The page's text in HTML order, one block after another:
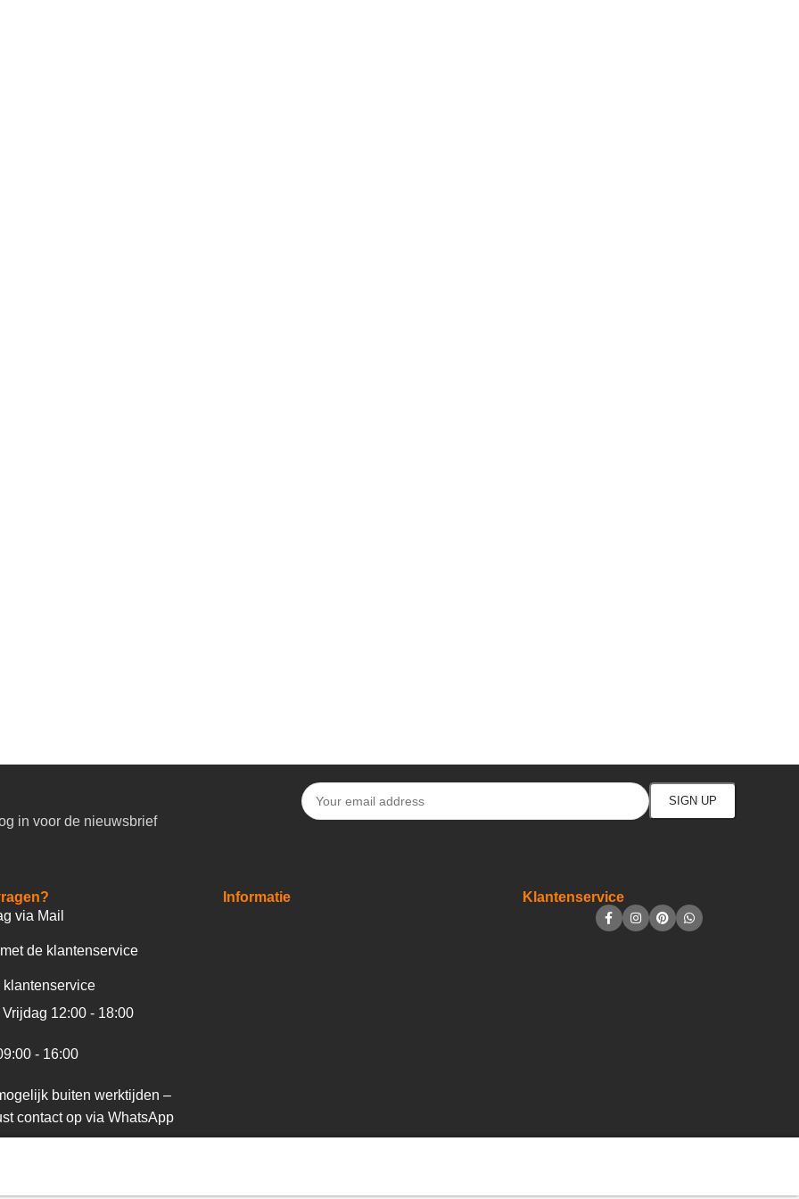
in voor de nieuwsbrief
via Mail
de klantenservice
klantenservice
12:00 - 18:00
- 16:00
buiten werktijden –
contact op via WhatsApp
Informatie Klantenservice